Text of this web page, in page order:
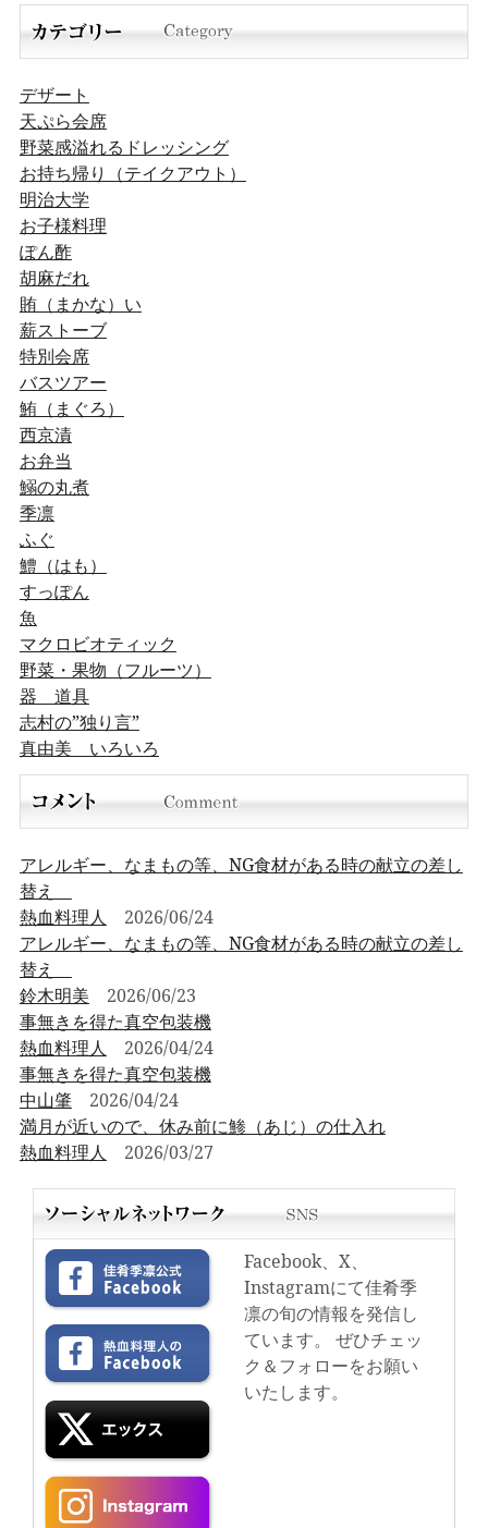
デザート
天ぷら会席
野菜感溢れるドレッシング
お持ち帰り（テイクアウト）
明治大学
お子様料理
ぽん酢
胡麻だれ
賄（まかな）い
薪ストーブ
特別会席
バスツアー
鮪（まぐろ）
西京漬
お弁当
鰯の丸煮
季凛
ふぐ
鱧（はも）
すっぽん
魚
マクロビオティック
野菜・果物（フルーツ）
器 道具
志村の”独り言”
真由美 いろいろ
アレルギー、なまもの等、NG食材がある時の献立の差し
替え
熱血料理人 2026/06/24
アレルギー、なまもの等、NG食材がある時の献立の差し
替え
鈴木明美 2026/06/23
事無きを得た真空包装機
熱血料理人 2026/04/24
事無きを得た真空包装機
中山肇2026/04/24
満月が近いので、休み前に鯵（あじ）の仕入れ
熱血料理人 2026/03/27
Facebook、X、
Instagramにて佳肴季
凛の旬の情報を発信し
ています。 ぜひチェッ
ク＆フォローをお願い
いたします。